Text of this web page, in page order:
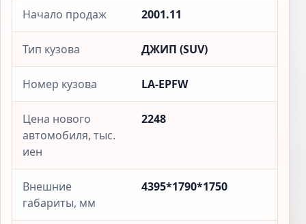
Начало продаж 2001.11
Тип кузова ДЖИП (SUV)
Номер кузова LA-EPFW
Цена нового
автомобиля, тыс.
иен
2248
Внешние
габариты, мм
4395*1790*1750